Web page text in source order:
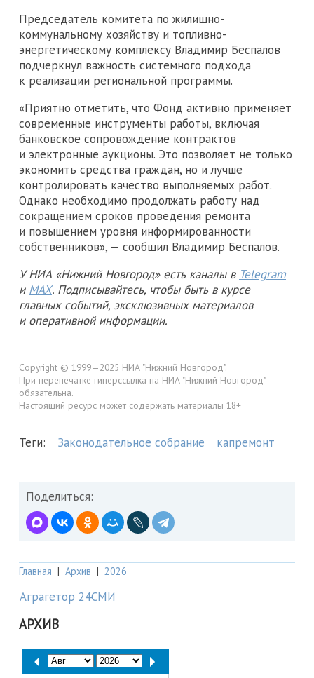
Председатель комитета по жилищно-
коммунальному хозяйству и топливно-
энергетическому комплексу Владимир Беспалов
подчеркнул важность системного подхода
к реализации региональной программы.
«Приятно отметить, что Фонд активно применяет
современные инструменты работы, включая
банковское сопровождение контрактов
и электронные аукционы. Это позволяет не только
экономить средства граждан, но и лучше
контролировать качество выполняемых работ.
Однако необходимо продолжать работу над
сокращением сроков проведения ремонта
и повышением уровня информированности
собственников», — сообщил Владимир Беспалов.
У НИА «Нижний Новгород» есть каналы в Telegram
и MAX. Подписывайтесь, чтобы быть в курсе
главных событий, эксклюзивных материалов
и оперативной информации.
Copyright © 1999—2025 НИА "Нижний Новгород".
При перепечатке гиперссылка на НИА "Нижний Новгород"
обязательна.
Настоящий ресурс может содержать материалы 18+
Теги: Законодательное собрание капремонт
Поделиться:
Главная | Архив | 2026
Аграгетор 24СМИ
АРХИВ